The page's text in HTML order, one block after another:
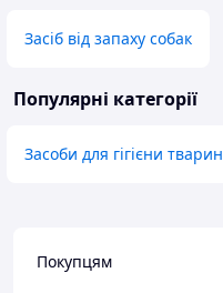
Засіб від запаху собак
Популярні категорії
Засоби для гігієни тварин
Покупцям